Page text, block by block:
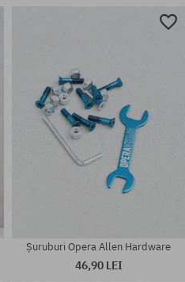
Șuruburi Opera Allen Hardware
46,90 LEI